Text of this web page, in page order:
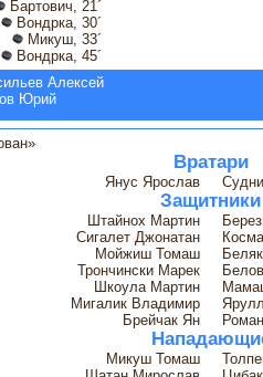
Бартович, 21´
Вондрка, 30´
Микуш, 33´
Вондрка, 45´
Алексей
Юрий
Вратари
Янус Ярослав
Защитники
Штайнох Мартин
Сигалет Джонатан
Мойжиш Томаш
Трончински Марек
Шкоула Мартин
Мигалик Владимир
Брейчак Ян
Микуш Томаш